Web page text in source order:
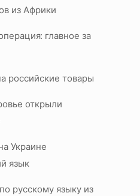
из Африки
главное за
российские товары
открыли
Украине
язык
русскому языку из